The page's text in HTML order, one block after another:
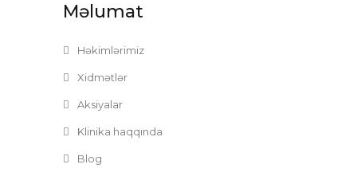
Məlumat
Həkimlərimiz
Xidmətlər
Aksiyalar
Klinika haqqında
Blog